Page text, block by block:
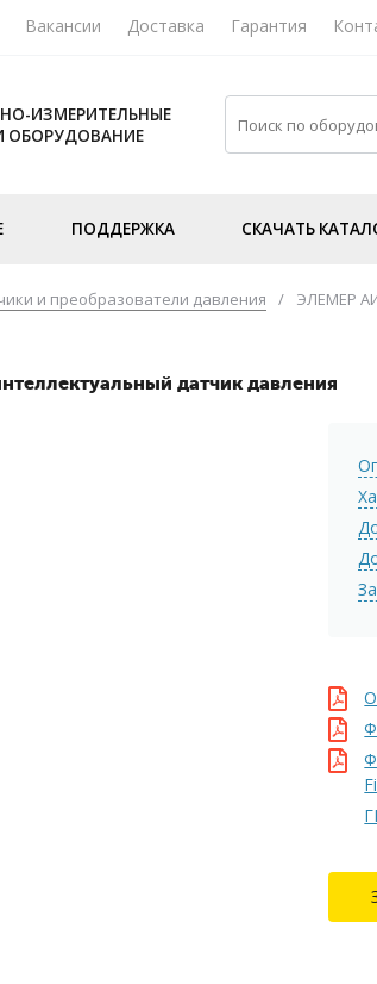
Вакансии Доставка Гарантия
ИЗМЕРИТЕЛЬНЫЕ
ОБОРУДОВАНИЕ
ПОДДЕРЖКА СКАЧАТЬ
и преобразователи давления / ЭЛЕМЕР
датчик давления